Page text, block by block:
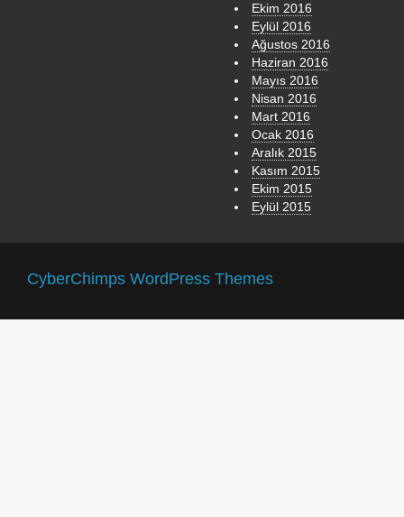
Ekim 2016
Eylül 2016
Ağustos 2016
Haziran 2016
Mayıs 2016
Nisan 2016
Mart 2016
Ocak 2016
Aralık 2015
Kasım 2015
Ekim 2015
Eylül 2015
CyberChimps WordPress Themes